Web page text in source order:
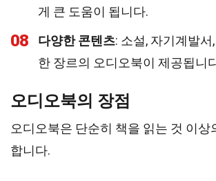
게 큰 도움이 됩니다.
08 다양한 콘텐츠: 소설, 자기계발
한 장르의 오디오북이 제공됩니
오디오북의 장점
오디오북은 단순히 책을 읽는 것 이상
합니다.